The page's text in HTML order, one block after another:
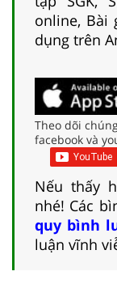
online, Bài
dụng trên
Theo dõi
facebook và
Nếu thấy
nhé! Các
quy bình
luận vĩnh